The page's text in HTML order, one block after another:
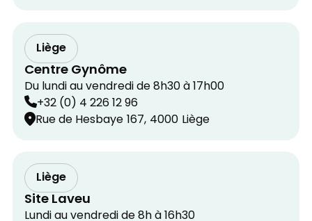
Liège
Centre Gynôme
Du lundi au vendredi de 8h30 à 17h00
+32 (0) 4 226 12 96
Rue de Hesbaye 167, 4000 Liège
Liège
Site Laveu
Lundi au vendredi de 8h à 16h30